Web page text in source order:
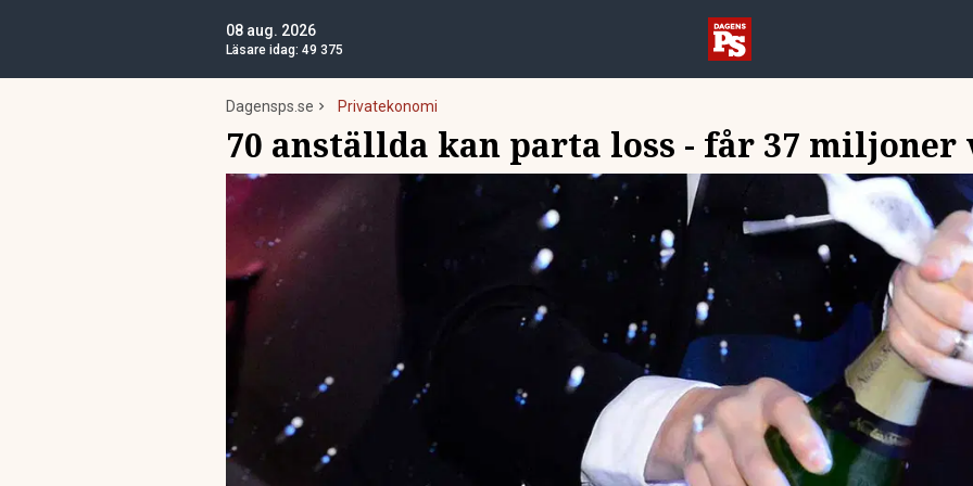
08 aug. 2026
Läsare idag: 49 375
Dagensps.se Privatekonomi
70 anställda kan parta loss - får 37 miljoner